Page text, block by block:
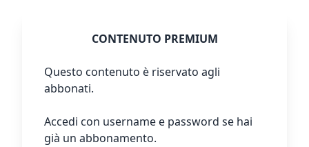
CONTENUTO PREMIUM
Questo contenuto è riservato agli
abbonati.
Accedi con username e password se hai
già un abbonamento.